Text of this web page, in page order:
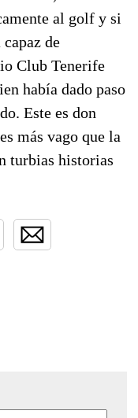
al golf y si
de
Club Tenerife
había dado paso
Este es don
más vago que la
turbias historias